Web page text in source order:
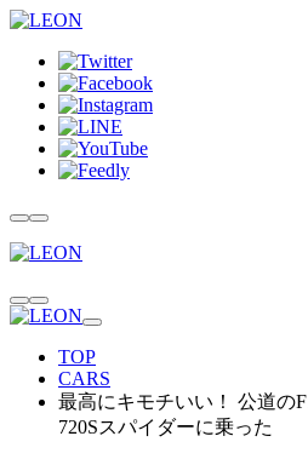
TOP
CARS
最高にキモチいい！ 公道の
720Sスパイダーに乗った